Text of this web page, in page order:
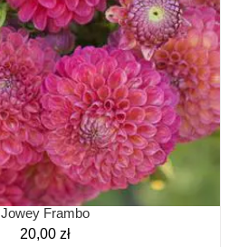
Jowey Frambo
20,00 zł